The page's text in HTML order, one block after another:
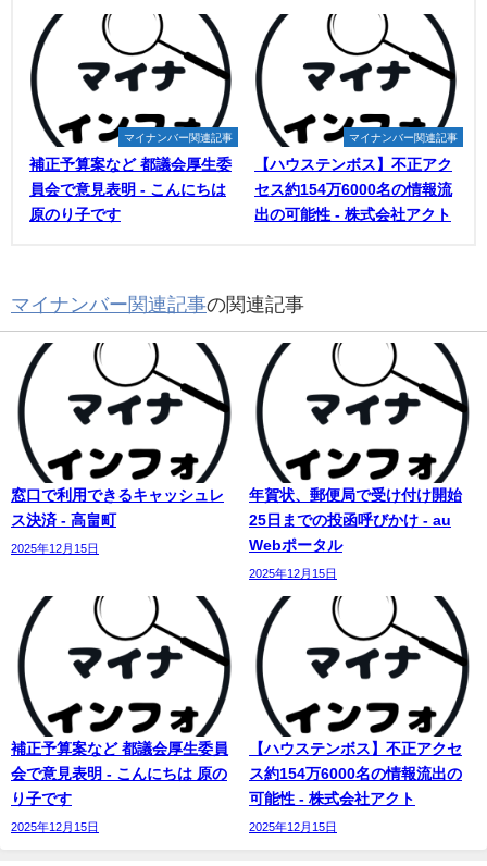
マイナンバー関連記事
補正予算案など 都議会厚生委
員会で意見表明 - こんにちは
原のり子です
マイナンバー関連記事
【ハウステンボス】不正アク
セス約154万6000名の情報流
出の可能性 - 株式会社アクト
マイナンバー関連記事の関連記事
窓口で利用できるキャッシュレ
ス決済 - 高畠町
2025年12月15日
年賀状、郵便局で受け付け開始
25日までの投函呼びかけ - au
Webポータル
2025年12月15日
補正予算案など 都議会厚生委員
会で意見表明 - こんにちは 原の
り子です
2025年12月15日
【ハウステンボス】不正アクセ
ス約154万6000名の情報流出の
可能性 - 株式会社アクト
2025年12月15日